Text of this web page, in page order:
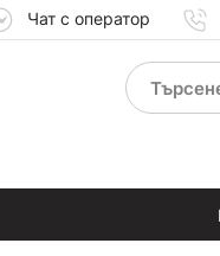
Чат с оператор